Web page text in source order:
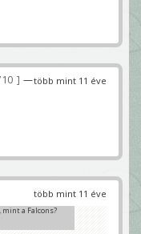
több mint 11 éve
—
több mint 11 éve
mint a Falcons?